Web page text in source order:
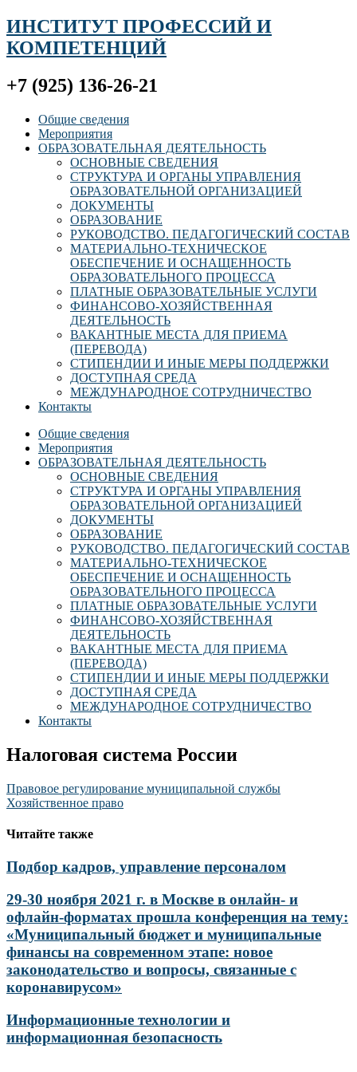
ИНСТИТУТ ПРОФЕССИЙ И
КОМПЕТЕНЦИЙ
+7 (925) 136-26-21
Общие сведения
Мероприятия
ОБРАЗОВАТЕЛЬНАЯ ДЕЯТЕЛЬНОСТЬ
ОСНОВНЫЕ СВЕДЕНИЯ
СТРУКТУРА И ОРГАНЫ УПРАВЛЕНИЯ
ОБРАЗОВАТЕЛЬНОЙ ОРГАНИЗАЦИЕЙ
ДОКУМЕНТЫ
ОБРАЗОВАНИЕ
РУКОВОДСТВО. ПЕДАГОГИЧЕСКИЙ СОСТАВ
МАТЕРИАЛЬНО-ТЕХНИЧЕСКОЕ
ОБЕСПЕЧЕНИЕ И ОСНАЩЕННОСТЬ
ОБРАЗОВАТЕЛЬНОГО ПРОЦЕССА
ПЛАТНЫЕ ОБРАЗОВАТЕЛЬНЫЕ УСЛУГИ
ФИНАНСОВО-ХОЗЯЙСТВЕННАЯ
ДЕЯТЕЛЬНОСТЬ
ВАКАНТНЫЕ МЕСТА ДЛЯ ПРИЕМА
(ПЕРЕВОДА)
СТИПЕНДИИ И ИНЫЕ МЕРЫ ПОДДЕРЖКИ
ДОСТУПНАЯ СРЕДА
МЕЖДУНАРОДНОЕ СОТРУДНИЧЕСТВО
Контакты
Общие сведения
Мероприятия
ОБРАЗОВАТЕЛЬНАЯ ДЕЯТЕЛЬНОСТЬ
ОСНОВНЫЕ СВЕДЕНИЯ
СТРУКТУРА И ОРГАНЫ УПРАВЛЕНИЯ
ОБРАЗОВАТЕЛЬНОЙ ОРГАНИЗАЦИЕЙ
ДОКУМЕНТЫ
ОБРАЗОВАНИЕ
РУКОВОДСТВО. ПЕДАГОГИЧЕСКИЙ СОСТАВ
МАТЕРИАЛЬНО-ТЕХНИЧЕСКОЕ
ОБЕСПЕЧЕНИЕ И ОСНАЩЕННОСТЬ
ОБРАЗОВАТЕЛЬНОГО ПРОЦЕССА
ПЛАТНЫЕ ОБРАЗОВАТЕЛЬНЫЕ УСЛУГИ
ФИНАНСОВО-ХОЗЯЙСТВЕННАЯ
ДЕЯТЕЛЬНОСТЬ
ВАКАНТНЫЕ МЕСТА ДЛЯ ПРИЕМА
(ПЕРЕВОДА)
СТИПЕНДИИ И ИНЫЕ МЕРЫ ПОДДЕРЖКИ
ДОСТУПНАЯ СРЕДА
МЕЖДУНАРОДНОЕ СОТРУДНИЧЕСТВО
Контакты
Налоговая система России
Навигация
по
записям
Правовое регулирование муниципальной службы
Хозяйственное право
Читайте также
Подбор кадров, управление персоналом
29-30 ноября 2021 г. в Москве в онлайн- и
офлайн-форматах прошла конференция на тему:
«Муниципальный бюджет и муниципальные
финансы на современном этапе: новое
законодательство и вопросы, связанные с
коронавирусом»
Информационные технологии и
информационная безопасность